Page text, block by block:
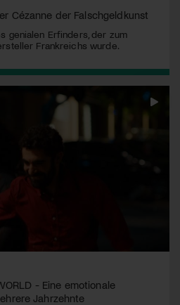
Cézanne der Falschgeldkunst
genialen Erfinders, der zum
Frankreichs wurde.
- Eine emotionale
Jahrzehnte